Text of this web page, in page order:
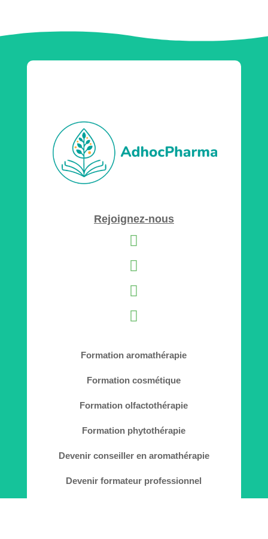
Rejoignez-nous




Formation aromathérapie
Formation cosmétique
Formation olfactothérapie
Formation phytothérapie
Devenir conseiller en aromathérapie
Devenir formateur professionnel